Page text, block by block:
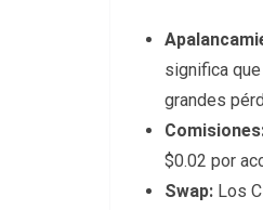
significa
grandes
$0.02 por
Swap: Los